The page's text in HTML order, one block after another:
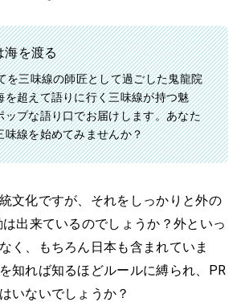
海を渡る
を三味線の師匠として過ごした鬼龍院
を超えて語りに行く三味線が持つ魅
ップな語り口でお届けします。あなた
味線を始めてみませんか？
文化ですが、それをしっかりと外の
出来ているのでしょうか？外といっ
く、もちろん日本も含まれていま
知れば知るほどルールに縛られ、PR
いないでしょうか？